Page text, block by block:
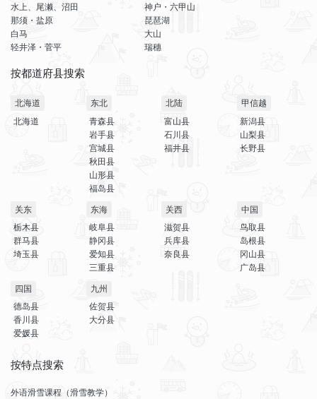
水上、尾濑、沼田
那须・盐原
白马
轻井泽・菅平
神户・六甲山
琵琶湖
大山
瑞穗
按都道府县搜索
北海道
北海道
东北
青森县
岩手县
宫城县
秋田县
山形县
福岛县
北陆
富山县
石川县
福井县
甲信越
新潟县
山梨县
长野县
关东
栃木县
群马县
埼玉县
东海
岐阜县
静冈县
爱知县
三重县
关西
滋贺县
兵库县
奈良县
中国
鸟取县
岛根县
冈山县
广岛县
四国
德岛县
香川县
爱媛县
九州
佐贺县
大分县
按特点搜索
外语滑雪课程（滑雪教学）